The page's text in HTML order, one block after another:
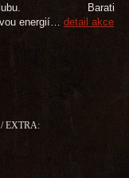
Cross klubu. Barati
energií… detail akce
EXTRA: